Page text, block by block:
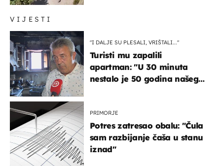
VIJESTI
"I DALJE SU PLESALI, VRIŠTALI..."
Turisti mu zapalili
apartman: "U 30 minuta
nestalo je 50 godina našeg
PRIMORJE
Potres zatresao obalu: "Čula
sam razbijanje čaša u stanu
iznad"